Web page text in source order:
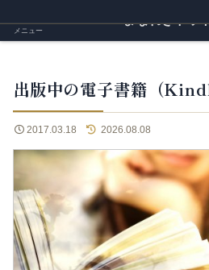
出版中の電子書籍（
2017.03.18 2026.08.08
メニュー